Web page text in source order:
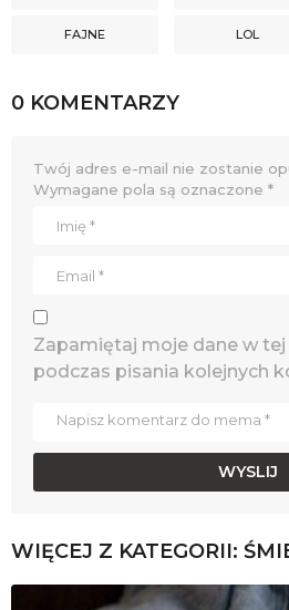
FAJNE LOL
0 KOMENTARZY
Twój adres e-mail nie zostanie
Wymagane pola są oznaczone *
Zapamiętaj moje dane w
podczas pisania kolejnych
WIĘCEJ Z KATEGORII: